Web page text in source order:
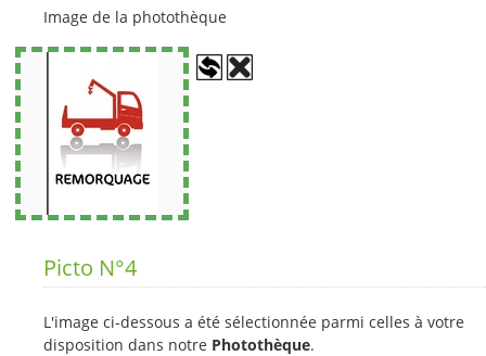
Image de la photothèque
Picto N°4
L'image ci-dessous a été sélectionnée parmi celles à votre
disposition dans notre Photothèque.